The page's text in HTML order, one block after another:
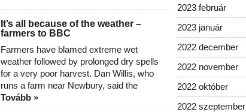
It’s all because of the weather –
farmers to BBC
Farmers have blamed extreme wet
weather followed by prolonged dry spells
for a very poor harvest. Dan Willis, who
runs a farm near Newbury, said the
Tovább »
2023 február
2023 január
2022 december
2022 november
2022 október
2022 szeptember